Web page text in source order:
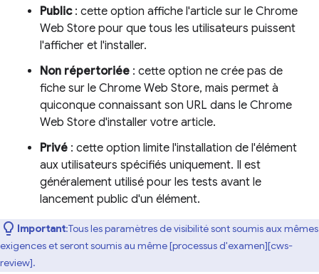
Public: cette option affiche l'article sur le Chrome
Web Store pour que tous les utilisateurs puissent
l'afficher et l'installer.
Non répertoriée : cette option ne crée pas de
fiche sur le Chrome Web Store, mais permet à
quiconque connaissant son URL dans le Chrome
Web Store d'installer votre article.
Privé : cette option limite l'installation de l'élément
aux utilisateurs spécifiés uniquement. Il est
généralement utilisé pour les tests avant le
lancement public d'un élément.
Important:Tous les paramètres de visibilité sont soumis aux mêmes
exigences et seront soumis au même [processus d'examen][cws-
review].